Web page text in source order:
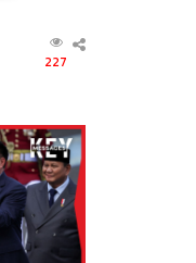
227